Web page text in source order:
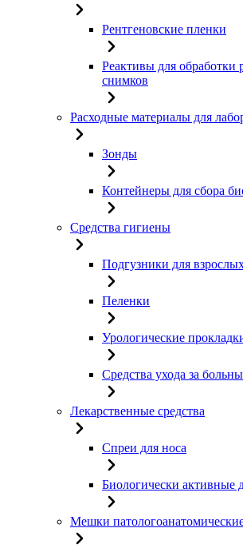
Рентгеновские пленки
Реактивы для обработки
снимков
Расходные материалы для
Зонды
Контейнеры для сбора
Средства гигиены
Подгузники для
Пеленки
Урологические
Средства ухода за
Лекарственные средства
Спреи для носа
Биологически активные
Мешки